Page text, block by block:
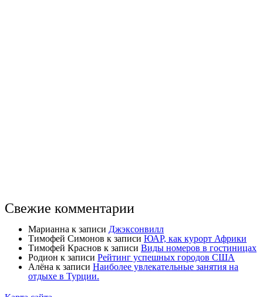
Свежие комментарии
Марианна к записи Джэксонвилл
Тимофей Симонов к записи ЮАР, как курорт Африки
Тимофей Краснов к записи Виды номеров в гостиницах
Родион к записи Рейтинг успешных городов США
Алёна к записи Наиболее увлекательные занятия на
отдыхе в Турции.